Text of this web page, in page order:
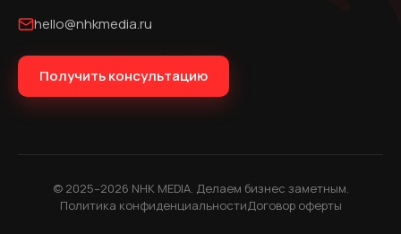
hello@nhkmedia.ru
Получить консультацию
© 2025–2026 NHK MEDIA. Делаем бизнес заметным.
Политика конфиденциальностиДоговор оферты